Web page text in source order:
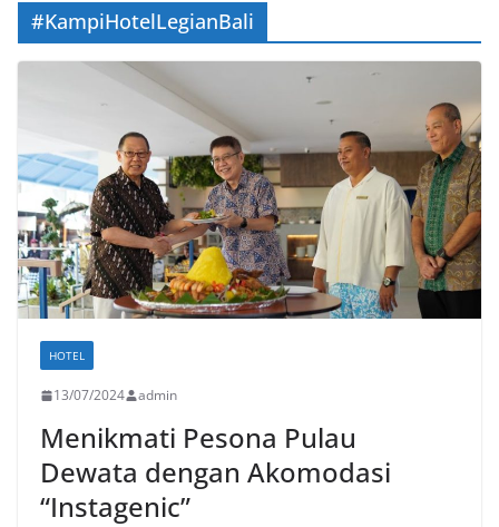
#KampiHotelLegianBali
HOTEL
13/07/2024 admin
Menikmati Pesona Pulau
Dewata dengan Akomodasi
“Instagenic”